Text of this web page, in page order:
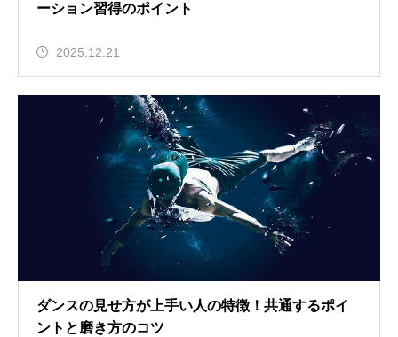
ーション習得のポイント
2025.12.21
ダンスの見せ方が上手い人の特徴！共通するポイ
ントと磨き方のコツ